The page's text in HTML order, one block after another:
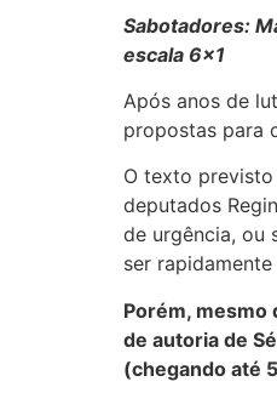
Sabotadores:
escala 6×1
Após anos de
propostas para
O texto
deputados
de urgência, ou
ser
Porém, mesmo
de autoria de
(chegando até